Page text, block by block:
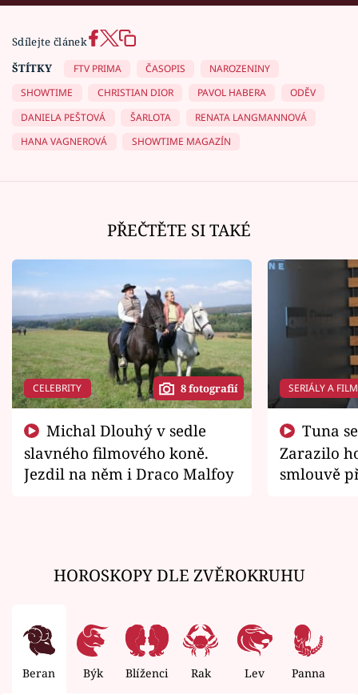
Sdílejte článek
ŠTÍTKY
FTV PRIMA ČASOPIS
NAROZENINY
SHOWTIME
CHRISTIAN DIOR PAVOL HABERA
ODĚV
DANIELA PEŠTOVÁ
ŠARLOTA
RENATA LANGMANNOVÁ
HANA VAGNEROVÁ
SHOWTIME MAGAZÍN
PŘEČTĚTE SI TAKÉ
CELEBRITY 8 fotografií
slavného filmového koně.
Jezdil na něm i Draco Malfoy
SERIÁLY A
Zarazilo
smlouvě
HOROSKOPY DLE ZVĚROKRUHU
Beran Býk Blíženci Rak Lev Panna